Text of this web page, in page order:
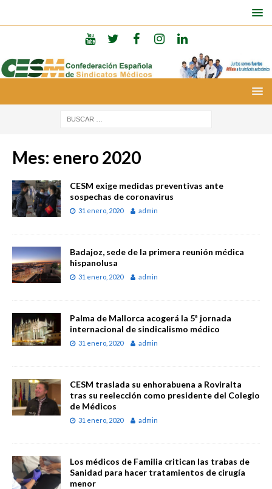
Mes: enero 2020
CESM exige medidas preventivas ante
sospechas de coronavirus
31 enero, 2020 admin
Badajoz, sede de la primera reunión médica
hispanolusa
31 enero, 2020 admin
Palma de Mallorca acogerá la 5ª jornada
internacional de sindicalismo médico
31 enero, 2020 admin
CESM traslada su enhorabuena a Roviralta
tras su reelección como presidente del Colegio
de Médicos
31 enero, 2020 admin
Los médicos de Familia critican las trabas de
Sanidad para hacer tratamientos de cirugía
menor